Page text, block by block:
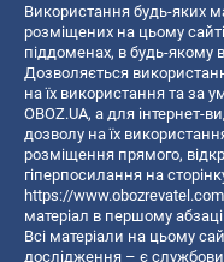
Використання будь-яких
розміщених на цьому сайті
піддоменах, в будь-якому
Дозволяється
на їх використання та за
OBOZ.UA, а для інтернет-
дозволу на їх
розміщення прямого,
гіперпосилання на
https://www.obozrevatel.com
матеріал в першому абзаці
Всі матеріали на цьому
дослідження – є